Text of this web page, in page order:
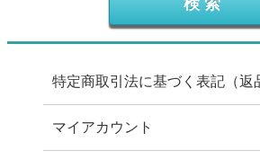
特定商取引法に基づく表記（返
マイアカウント